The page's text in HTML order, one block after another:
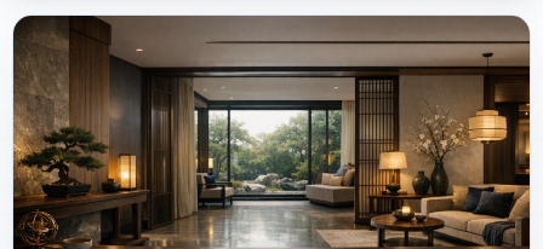
首页
家居风水 家居欣赏
时尚饰家 装修设计
家具知识 家居文化